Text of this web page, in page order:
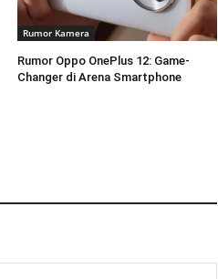
Rumor Kamera
Rumor Oppo OnePlus 12: Game-
Changer di Arena Smartphone